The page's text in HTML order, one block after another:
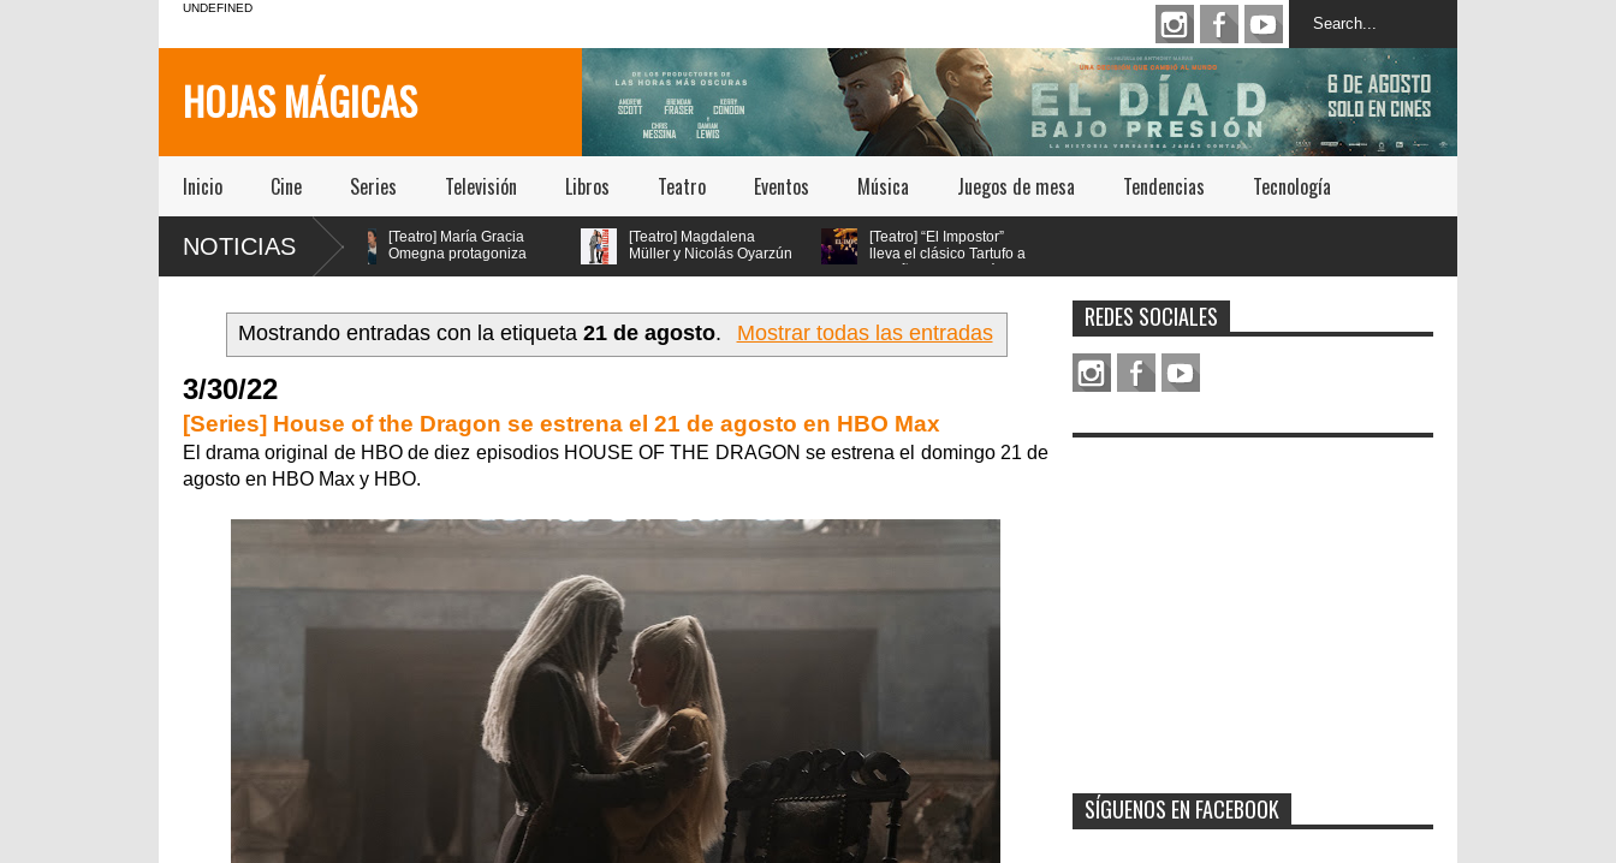
UNDEFINED
HOJAS MÁGICAS
Inicio Cine Series Televisión Libros Teatro Eventos Música Juegos de mesa Tendencias Tecnología
NOTICIAS
PA$$$TA(YO)BA$$$E!!!!
llegó a la Sala la Comedia de
[Teatro] María Gracia
Omegna protagoniza
[Teatro] Magdalena
Müller y Nicolás Oyarzún
[Teatro] “El Impostor”
lleva el clásico Tartufo a
Mostrando entradas con la etiqueta21 de agosto. Mostrar todas las entradas
3/30/22
[Series] House of the Dragon se estrena el 21 de agosto en HBO Max
El drama original de HBO de diez episodios HOUSE OF THE DRAGON se estrena el domingo 21 de
agosto en HBO Max y HBO.
REDES SOCIALES
SÍGUENOS EN FACEBOOK